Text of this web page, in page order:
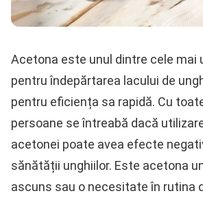
Acetona este unul dintre cele mai
pentru îndepărtarea lacului de
pentru eficiența sa rapidă. Cu
persoane se întreabă dacă
acetonei poate avea efecte
sănătății unghiilor. Este acetona
ascuns sau o necesitate în rutina